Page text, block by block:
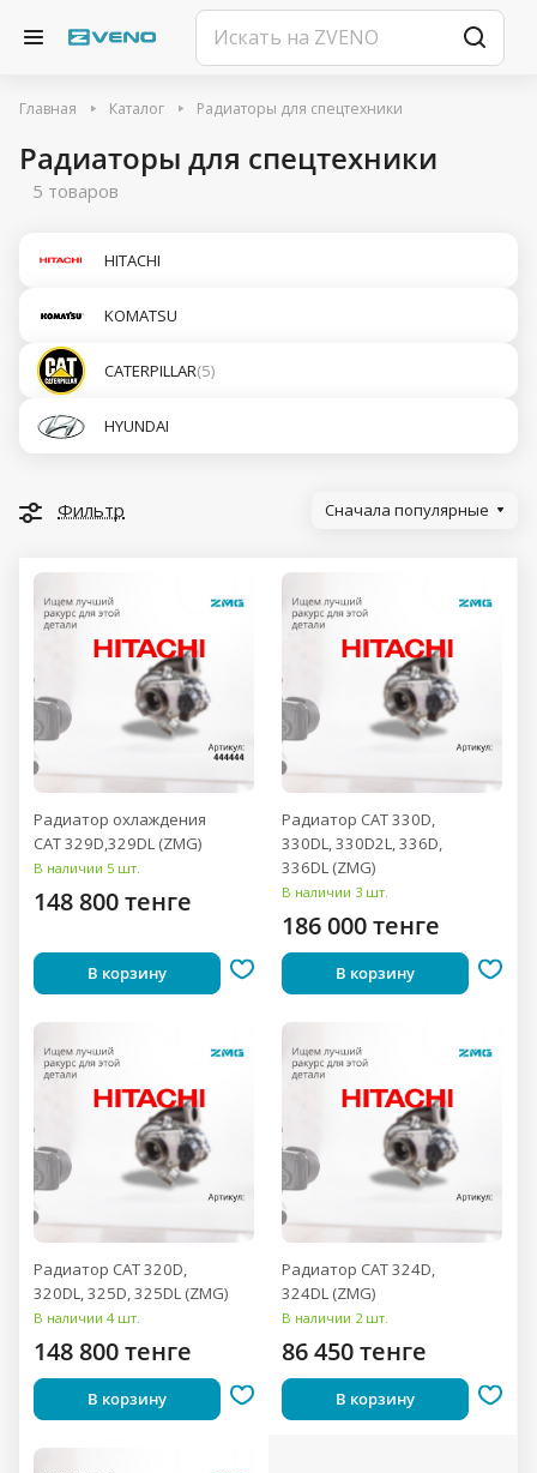
Главная Каталог Радиаторы для спецтехники
Радиаторы для спецтехники
5 товаров
HITACHI
KOMATSU
CATERPILLAR(5)
HYUNDAI
Фильтр Сначала популярные
Радиатор охлаждения
CAT 329D,329DL (ZMG)
В наличии 5 шт.
148 800 тенге
В корзину
Радиатор CAT 330D,
330DL, 330D2L, 336D,
336DL (ZMG)
В наличии 3 шт.
186 000 тенге
В корзину
Радиатор CAT 320D,
320DL, 325D, 325DL (ZMG)
В наличии 4 шт.
148 800 тенге
В корзину
Радиатор CAT 324D,
324DL (ZMG)
В наличии 2 шт.
86 450 тенге
В корзину